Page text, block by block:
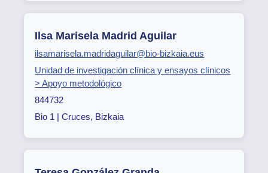
Ilsa Marisela Madrid Aguilar
ilsamarisela.madridaguilar@bio-bizkaia.eus
Unidad de investigación clínica y ensayos clínicos
> Apoyo metodológico
844732
Bio 1 | Cruces, Bizkaia